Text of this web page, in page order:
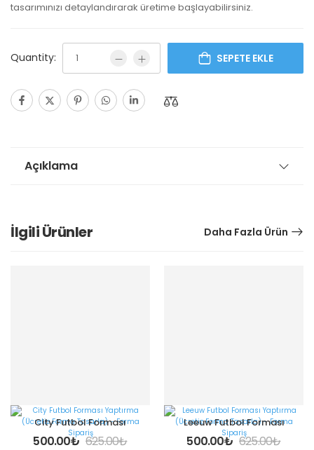
tasarımınızı detaylandırarak üretime başlayabilirsiniz.
Quantity: SEPETE EKLE
Açıklama
İlgili Ürünler Daha Fazla Ürün
City Futbol Forması
500.00₺ 625.00₺
Leeuw Futbol Forması
500.00₺ 625.00₺